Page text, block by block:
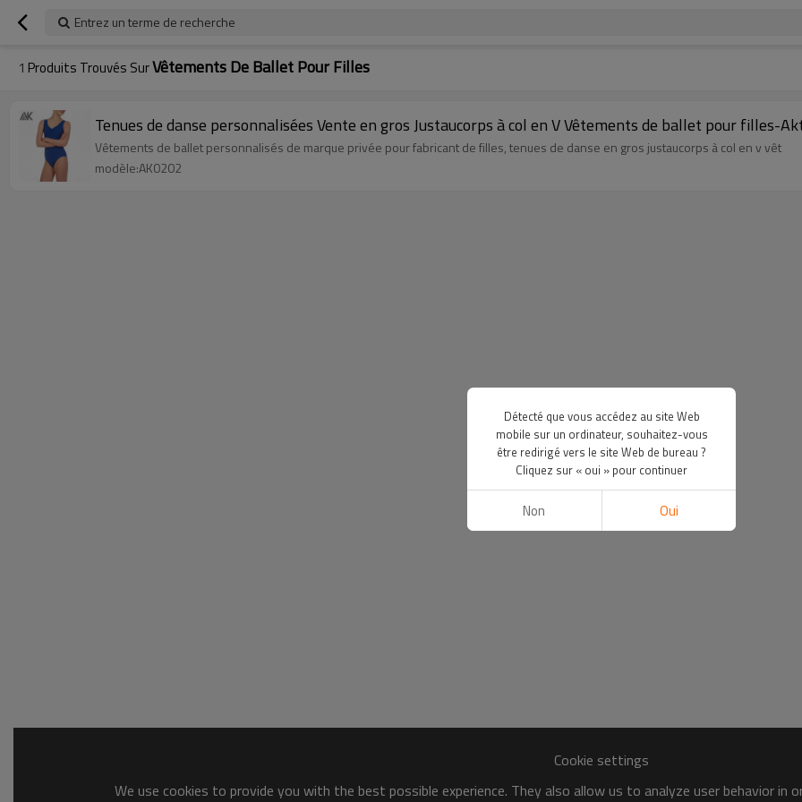
Entrez un terme de recherche
1 Produits Trouvés SurVêtements De Ballet Pour Filles
Tenues de danse personnalisées Vente en gros Justaucorps à col en V Vêtements de ballet pour filles-
Vêtements de ballet personnalisés de marque privée pour fabricant de filles, tenues de danse en gros justaucorps à col en v vêt
modèle:AK0202
Cookie settings
We use cookies to provide you with the best possible experience. They also allow us to analyze user behavior
Détecté que vous accédez au site Web
mobile sur un ordinateur, souhaitez-vous
être redirigé vers le site Web de bureau ?
Cliquez sur « oui » pour continuer
Non Oui